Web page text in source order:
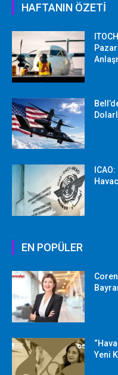
HAFTANIN ÖZETİ
EN POPÜLER
Yeni